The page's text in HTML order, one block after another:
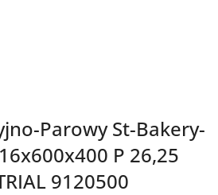
Parowy St-Bakery-
P 26,25
9120500